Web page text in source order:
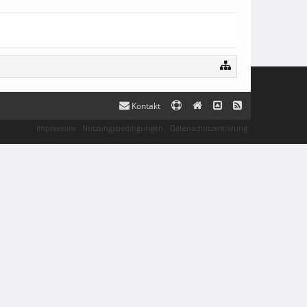
Kontakt
Impressum Nutzungsbedingungen Datenschutzerklärung